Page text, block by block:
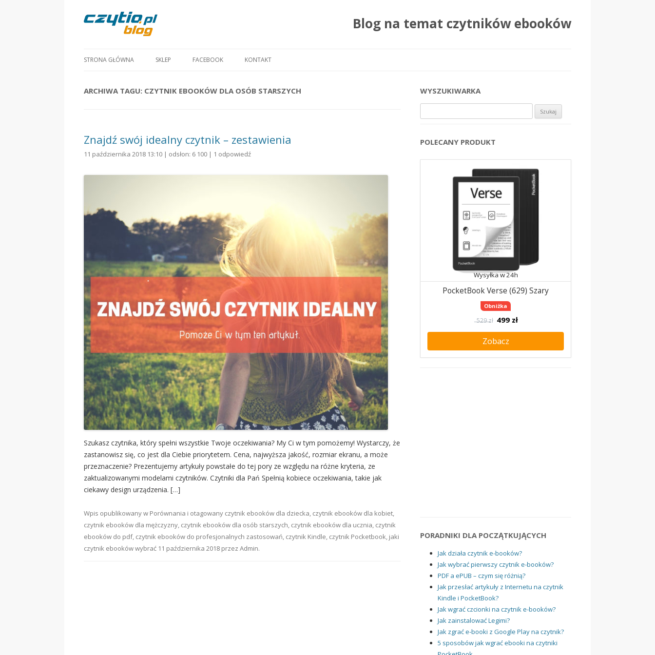
Blog na temat czytników ebooków
STRONA GŁÓWNA SKLEP FACEBOOK KONTAKT
ARCHIWA TAGU: CZYTNIK EBOOKÓW DLA OSÓB STARSZYCH
Znajdź swój idealny czytnik – zestawienia
11 października 2018 13:10 | odsłon: 6 100 | 1 odpowiedź
Szukasz czytnika, który spełni wszystkie Twoje oczekiwania? My Ci w tym pomożemy! Wystarczy, że
zastanowisz się, co jest dla Ciebie priorytetem. Cena, najwyższa jakość, rozmiar ekranu, a może
przeznaczenie? Prezentujemy artykuły powstałe do tej pory ze względu na różne kryteria, ze
zaktualizowanymi modelami czytników. Czytniki dla Pań Spełnią kobiece oczekiwania, takie jak
ciekawy design urządzenia. […]
Wpis opublikowany w Porównania i otagowany czytnik ebooków dla dziecka, czytnik ebooków dla kobiet,
czytnik ebooków dla mężczyzny, czytnik ebooków dla osób starszych, czytnik ebooków dla ucznia, czytnik
ebooków do pdf, czytnik ebooków do profesjonalnych zastosowań, czytnik Kindle, czytnik Pocketbook, jaki
czytnik ebooków wybrać 11 października 2018 przez Admin.
WYSZUKIWARKA
POLECANY PRODUKT
Wysyłka w 24h
PocketBook Verse (629) Szary
Obniżka
529 zł 499 zł
Zobacz
PORADNIKI DLA POCZĄTKUJĄCYCH
Jak działa czytnik e-booków?
Jak wybrać pierwszy czytnik e-booków?
PDF a ePUB – czym się różnią?
Jak przesłać artykuły z Internetu na czytnik
Kindle i PocketBook?
Jak wgrać czcionki na czytnik e-booków?
Jak zainstalować Legimi?
Jak zgrać e-booki z Google Play na czytnik?
5 sposobów jak wgrać ebooki na czytniki